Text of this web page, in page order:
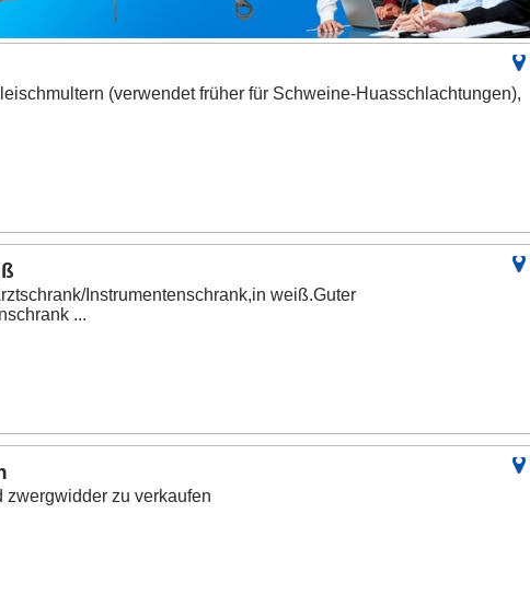
(verwendet früher für Schweine-Huasschlachtungen),
Instrumentenschrank,in weiß.Guter
...
zu verkaufen